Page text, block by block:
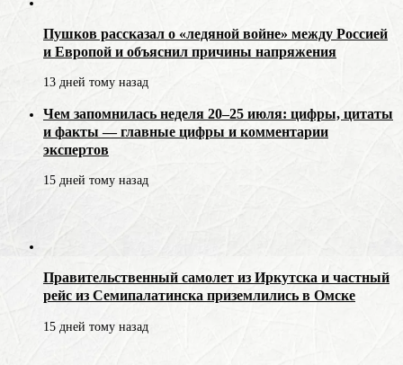
Пушков рассказал о «ледяной войне» между Россией
и Европой и объяснил причины напряжения
13 дней тому назад
Чем запомнилась неделя 20–25 июля: цифры, цитаты
и факты — главные цифры и комментарии
экспертов
15 дней тому назад
Правительственный самолет из Иркутска и частный
рейс из Семипалатинска приземлились в Омске
15 дней тому назад